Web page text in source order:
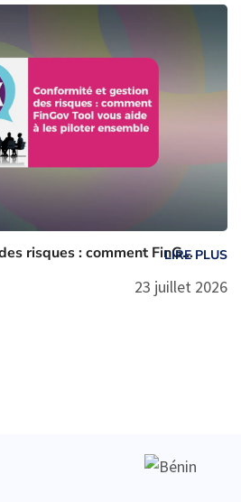
risques : comment FinG...LIRE PLUS
23 juillet 2026